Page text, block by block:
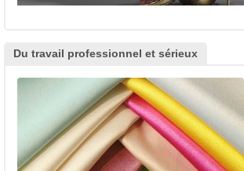
Du travail professionnel et sérieux